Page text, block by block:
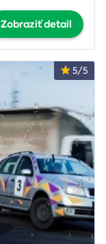
Zobraziť detail
5/5